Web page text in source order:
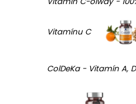
Vitamínu C
ColDeKa - Vitamín A,